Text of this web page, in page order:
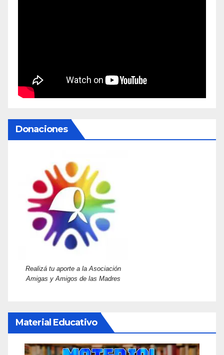
Donaciones
Realizá tu aporte a la Asociación
Amigas y Amigos de las Madres
Material Educativo